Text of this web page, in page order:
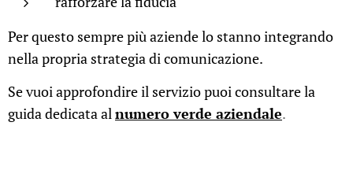
Per questo sempre più aziende lo stanno integrando
nella propria strategia di comunicazione.
Se vuoi approfondire il servizio puoi consultare la
guida dedicata alnumero verde aziendale.